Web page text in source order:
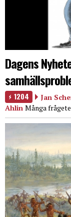
Dagens
1204
Jan
Ahlin Många